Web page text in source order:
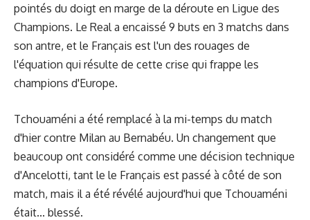
pointés du doigt en marge de la déroute en Ligue des
Champions. Le Real a encaissé 9 buts en 3 matchs dans
son antre, et le Français est l'un des rouages de
l'équation qui résulte de cette crise qui frappe les
champions d'Europe.
Tchouaméni a été remplacé à la mi-temps du match
d'hier contre Milan au Bernabéu. Un changement que
beaucoup ont considéré comme une décision technique
d'Ancelotti, tant le le Français est passé à côté de son
match, mais il a été révélé aujourd'hui que Tchouaméni
était... blessé.